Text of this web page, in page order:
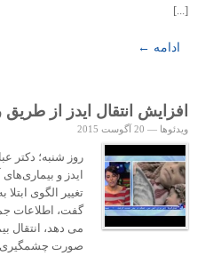
[...]
ادامه ←
افزایش انتقال ایدز از
ویدئوها — 20 آگوست 2015
روز شنبه؛ دکتر
ایدز و
تغییر الگوی ابتلا
می دهد، انتقال
صورت چشمگیری